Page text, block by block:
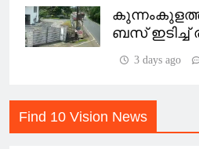
കുന്നംകുളത്ത്
ബസ് ഇടിച്ച്
3 days ago
Find 10 Vision News